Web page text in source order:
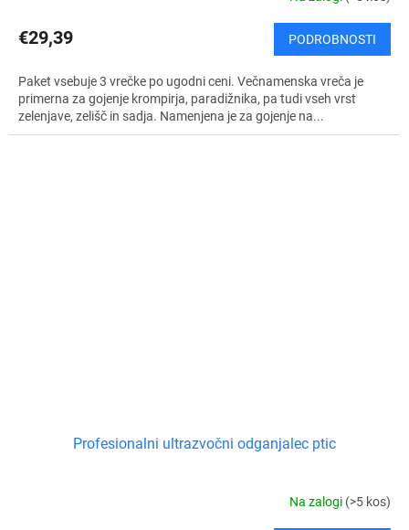
€29,39 PODROBNOSTI
Paket vsebuje 3 vrečke po ugodni ceni. Večnamenska vreča je
primerna za gojenje krompirja, paradižnika, pa tudi vseh vrst
zelenjave, zelišč in sadja. Namenjena je za gojenje na...
Profesionalni ultrazvočni odganjalec ptic
Na zalogi (>5 kos)